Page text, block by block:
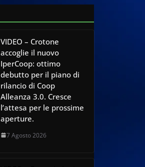
VIDEO – Crotone
accoglie il nuovo
IperCoop: ottimo
debutto per il piano di
rilancio di Coop
Alleanza 3.0. Cresce
l’attesa per le prossime
aperture.
7 Agosto 2026